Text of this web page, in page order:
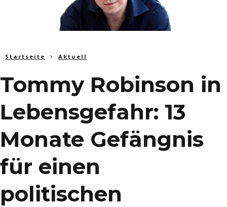
Startseite Aktuell
Tommy Robinson in
Lebensgefahr: 13
Monate Gefängnis
für einen
politischen